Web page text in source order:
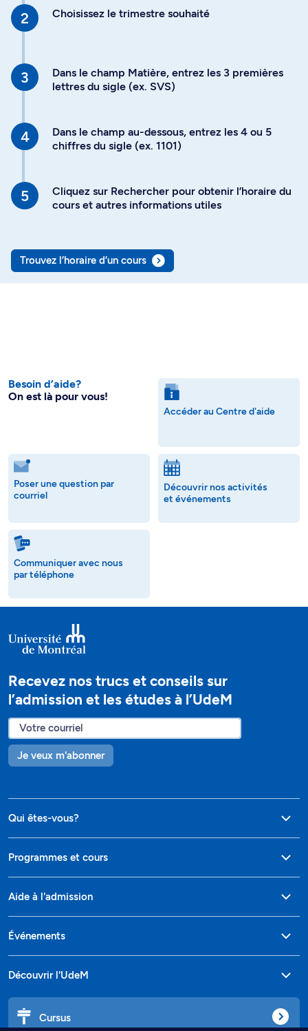
Choisissez le trimestre souhaité
Dans le champ Matière, entrez les 3 premières
lettres du sigle (ex. SVS)
Dans le champ au-dessous, entrez les 4 ou 5
chiffres du sigle (ex. 1101)
Cliquez sur Rechercher pour obtenir l’horaire du
cours et autres informations utiles
Trouvez l’horaire d’un cours
Besoin d’aide?
On est là pour vous!
Accéder au Centre d'aide
Poser une question par
courriel
Découvrir nos activités
et événements
Communiquer avec nous
par téléphone
Recevez nos trucs et conseils sur
l’admission et les études à l’UdeM
Je veux m'abonner
Qui êtes-vous?
Programmes et cours
Aide à l'admission
Événements
Découvrir l'UdeM
Cursus